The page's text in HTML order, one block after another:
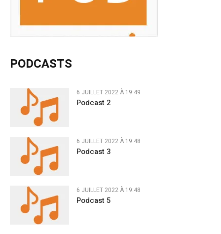
PODCASTS
6 JUILLET 2022 À 19:49
Podcast 2
6 JUILLET 2022 À 19:48
Podcast 3
6 JUILLET 2022 À 19:48
Podcast 5